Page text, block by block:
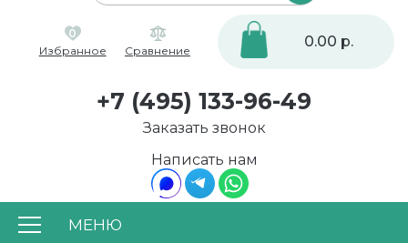
МЕНЮ
Написать нам
0
Избранное
Сравнение
0.00 р.
+7 (495) 133-96-49
Заказать звонок